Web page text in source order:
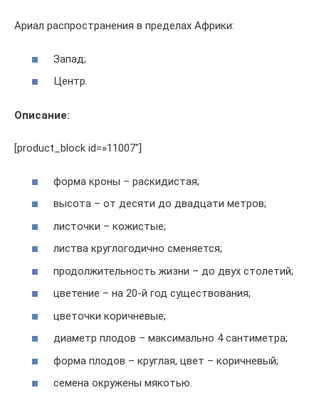
Ариал распространения в пределах Африки:
Запад;
Центр.
Описание:
[product_block id=»11007"]
форма кроны – раскидистая;
высота – от десяти до двадцати метров;
листочки – кожистые;
листва круглогодично сменяется;
продолжительность жизни – до двух столетий;
цветение – на 20-й год существования;
цветочки коричневые;
диаметр плодов – максимально 4 сантиметра;
форма плодов – круглая, цвет – коричневый;
семена окружены мякотью.